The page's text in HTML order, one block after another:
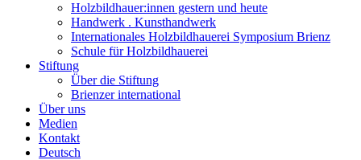
Holzbildhauer:innen gestern und heute
Handwerk . Kunsthandwerk
Internationales Holzbildhauerei Symposium Brienz
Schule für Holzbildhauerei
Stiftung
Über die Stiftung
Brienzer international
Über uns
Medien
Kontakt
Deutsch